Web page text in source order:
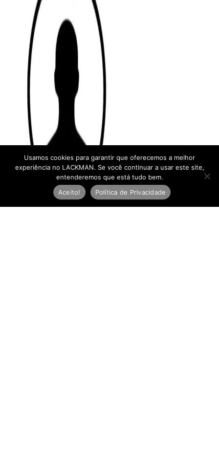
Usamos cookies para garantir que oferecemos a melhor
experiência no LACKMAN. Se você continuar a usar este site,
entenderemos que está tudo bem.
Aceito!
Política de Privacidade